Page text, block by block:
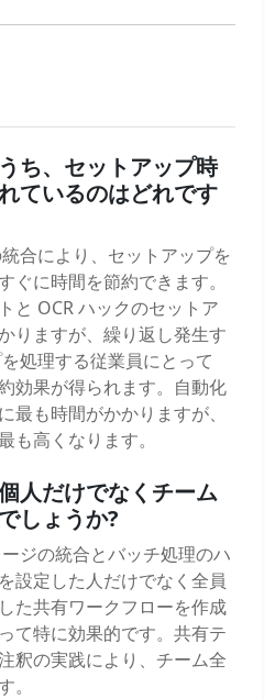
ち、セットアップ時
ているのはどれです
合により、セットアップを
ぐに時間を節約できます。
と OCR ハックのセットア
りますが、繰り返し発生す
処理する従業員にとって
効果が得られます。自動化
最も時間がかかりますが、
も高くなります。
人だけでなくチーム
しょうか?
ジの統合とバッチ処理のハ
設定した人だけでなく全員
た共有ワークフローを作成
て特に効果的です。共有テ
釈の実践により、チーム全
。